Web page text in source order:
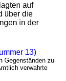
auf
über die
in der
13)
Gegenständen zu
verwahrte